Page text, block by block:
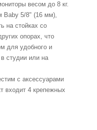
весом до 8 кг.
Baby 5/8" (16 мм),
на стойках со
опорах, что
для удобного и
студии или на
с аксессуарами
входит 4 крепежных